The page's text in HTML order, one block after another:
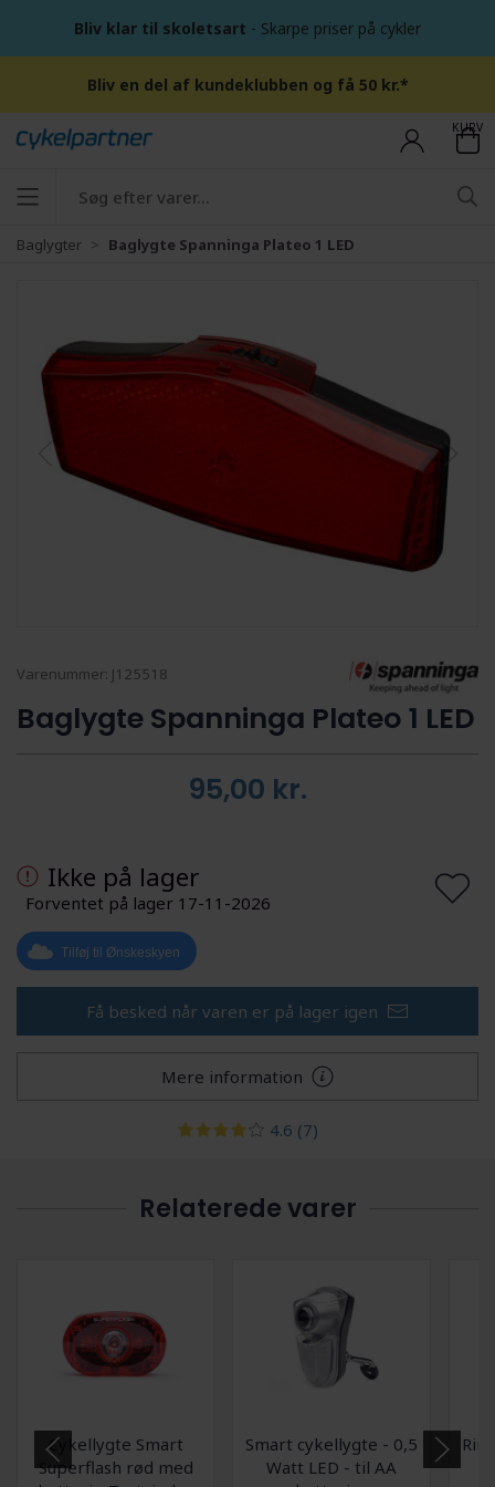
Bliv klar til skoletsart - Skarpe priser på cykler
Bliv en del af kundeklubben og få 50 kr.*
KURV
Baglygter Baglygte Spanninga Plateo 1 LED
Varenummer: J125518
Baglygte Spanninga Plateo 1 LED
95,00 kr.
Ikke på lager
Forventet på lager 17-11-2026
Tilføj til Ønskeskyen
Få besked når varen er på lager igen
Mere information
4.6 (7)
Relaterede varer
Cykellygte Smart
Superflash rød med
Smart cykellygte - 0,5
Watt LED - til AA